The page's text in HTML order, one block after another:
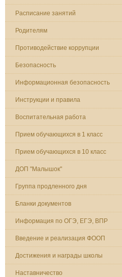
Расписание занятий
Родителям
Противодействие коррупции
Безопасность
Информационная безопасность
Инструкции и правила
Воспитательная работа
Прием обучающихся в 1 класс
Прием обучающихся в 10 класс
ДОП "Малышок"
Группа продленного дня
Бланки документов
Информация по ОГЭ, ЕГЭ, ВПР
Введение и реализация ФООП
Достижения и награды школы
Наставничество